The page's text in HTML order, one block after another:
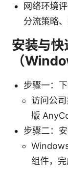
网络环境
分流策略
安装与
（
步骤一：
访问公
版
步骤二：
组件，